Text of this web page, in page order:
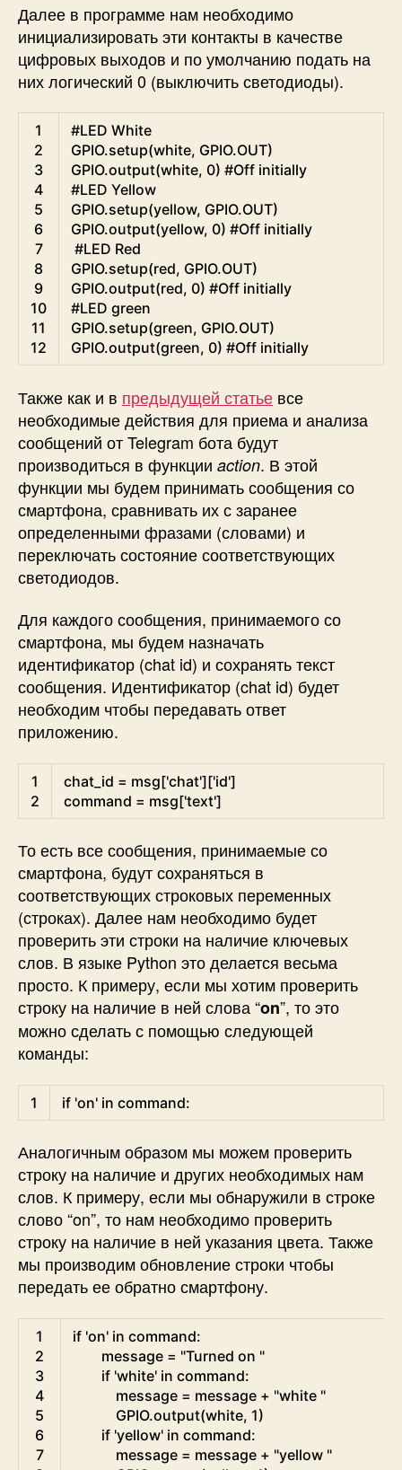
Далее в программе нам необходимо
инициализировать эти контакты в качестве
цифровых выходов и по умолчанию подать на
них логический 0 (выключить светодиоды).
1
2
3
4
5
6
7
8
9
10
11
12
#LED White
GPIO.setup(white, GPIO.OUT)
GPIO.output(white, 0) #Off initially
#LED Yellow
GPIO.setup(yellow, GPIO.OUT)
GPIO.output(yellow, 0) #Off initially
#LED Red
GPIO.setup(red, GPIO.OUT)
GPIO.output(red, 0) #Off initially
#LED green
GPIO.setup(green, GPIO.OUT)
GPIO.output(green, 0) #Off initially
Также как и в предыдущей статье все
необходимые действия для приема и анализа
сообщений от Telegram бота будут
производиться в функции action. В этой
функции мы будем принимать сообщения со
смартфона, сравнивать их с заранее
определенными фразами (словами) и
переключать состояние соответствующих
светодиодов.
Для каждого сообщения, принимаемого со
смартфона, мы будем назначать
идентификатор (chat id) и сохранять текст
сообщения. Идентификатор (chat id) будет
необходим чтобы передавать ответ
приложению.
1
2
chat_id = msg['chat']['id']
command = msg['text']
То есть все сообщения, принимаемые со
смартфона, будут сохраняться в
соответствующих строковых переменных
(строках). Далее нам необходимо будет
проверить эти строки на наличие ключевых
слов. В языке Python это делается весьма
просто. К примеру, если мы хотим проверить
строку на наличие в ней слова “on”, то это
можно сделать с помощью следующей
команды:
1 if 'on' in command:
Аналогичным образом мы можем проверить
строку на наличие и других необходимых нам
слов. К примеру, если мы обнаружили в строке
слово “on”, то нам необходимо проверить
строку на наличие в ней указания цвета. Также
мы производим обновление строки чтобы
передать ее обратно смартфону.
1
2
3
4
5
6
7
if 'on' in command:
message = "Turned on "
if 'white' in command:
message = message + "white "
GPIO.output(white, 1)
if 'yellow' in command:
message = message + "yellow "